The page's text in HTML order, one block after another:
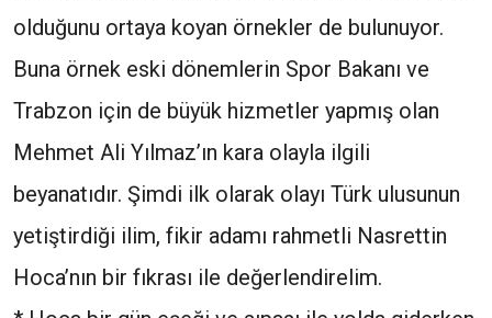
olduğunu ortaya koyan örnekler de bulunuyor.
Buna örnek eski dönemlerin Spor Bakanı ve
Trabzon için de büyük hizmetler yapmış olan
Mehmet Ali Yılmaz’ın kara olayla ilgili
beyanatıdır. Şimdi ilk olarak olayı Türk ulusunun
yetiştirdiği ilim, fikir adamı rahmetli Nasrettin
Hoca’nın bir fıkrası ile değerlendirelim.